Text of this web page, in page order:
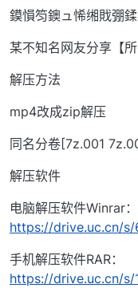
鏌愪笉鐭ュ悕缃戝弸
某不知名网友分享【所
解压方法
mp4改成zip解压
同名分卷[7z.001
解压软件
电脑解压软件Winrar：
https://drive.uc.cn/
手机解压软件RAR：
https://drive.uc.cn/s/